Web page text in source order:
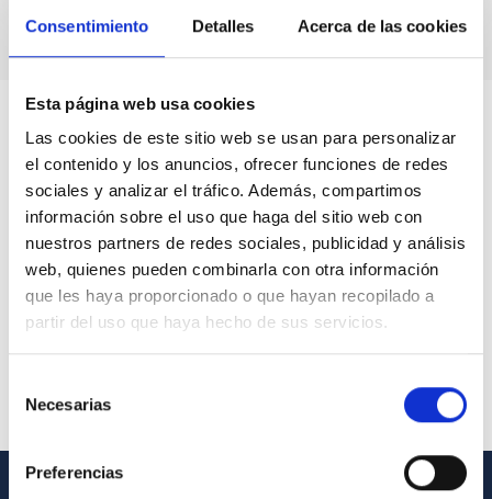
Consentimiento Detalles Acerca de las cookies
Esta página web usa cookies
Las cookies de este sitio web se usan para personalizar
el contenido y los anuncios, ofrecer funciones de redes
sociales y analizar el tráfico. Además, compartimos
información sobre el uso que haga del sitio web con
nuestros partners de redes sociales, publicidad y análisis
web, quienes pueden combinarla con otra información
que les haya proporcionado o que hayan recopilado a
partir del uso que haya hecho de sus servicios.
Necesarias
Preferencias